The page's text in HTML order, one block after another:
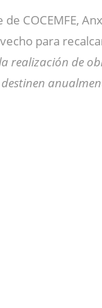
COCEMFE,
para
realización de